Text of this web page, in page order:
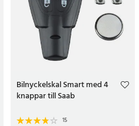
Bilnyckelskal Smart med 4
knappar till Saab
15